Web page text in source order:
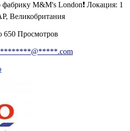
M&M's London❗️ Локация: 1
Великобритания
650 Просмотров